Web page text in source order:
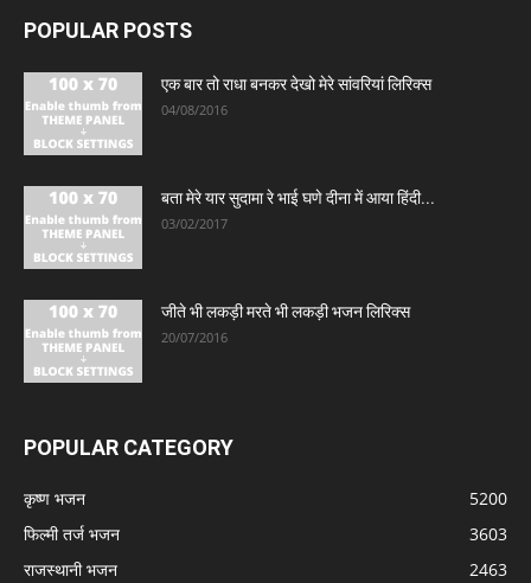
POPULAR POSTS
एक बार तो राधा बनकर देखो मेरे सांवरियां लिरिक्स
04/08/2016
बता मेरे यार सुदामा रे भाई घणे दीना में आया हिंदी...
03/02/2017
जीते भी लकड़ी मरते भी लकड़ी भजन लिरिक्स
20/07/2016
POPULAR CATEGORY
कृष्ण भजन
5200
फिल्मी तर्ज भजन
3603
राजस्थानी भजन
2463